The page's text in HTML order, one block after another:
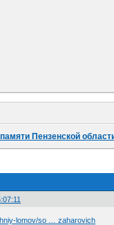
Пензенской
lomov/so … zaharovich